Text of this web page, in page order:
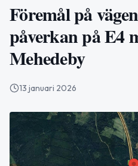
Föremål på
påverkan på E4
Mehedeby
13 januari 2026